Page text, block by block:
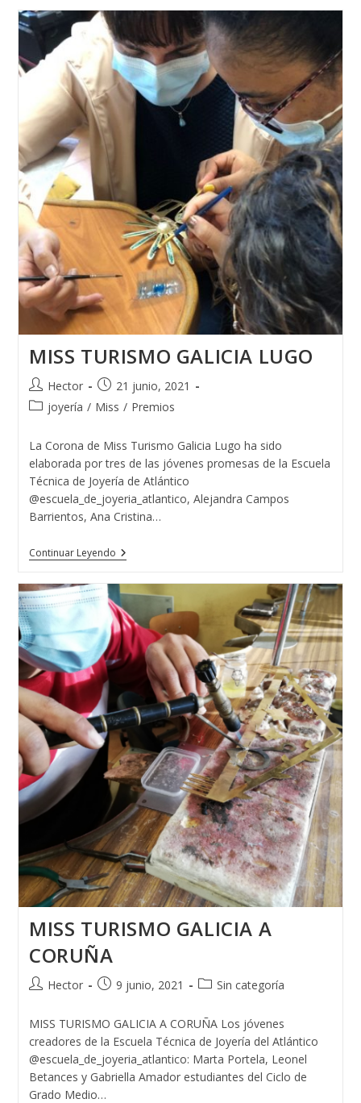
2021
MISS TURISMO GALICIA LUGO
Autor
de
Hector
Publicación
de
21 junio, 2021
Categoría
la
entrada:
joyería / Miss / Premios
La Corona de Miss Turismo Galicia Lugo ha sido
elaborada por tres de las jóvenes promesas de la Escuela
Técnica de Joyería de Atlántico
@escuela_de_joyeria_atlantico, Alejandra Campos
Barrientos, Ana Cristina…
Continuar LeyendoMISS
TURISMO
LUGO
MISS TURISMO GALICIA A
CORUÑA
Autor
la
entrada:
Hector
Publicación
la
entrada:
9 junio, 2021
Categoría
la
entrada:
Sin categoría
MISS TURISMO GALICIA A CORUÑA Los jóvenes
creadores de la Escuela Técnica de Joyería del Atlántico
@escuela_de_joyeria_atlantico: Marta Portela, Leonel
Betances y Gabriella Amador estudiantes del Ciclo de
Grado Medio…